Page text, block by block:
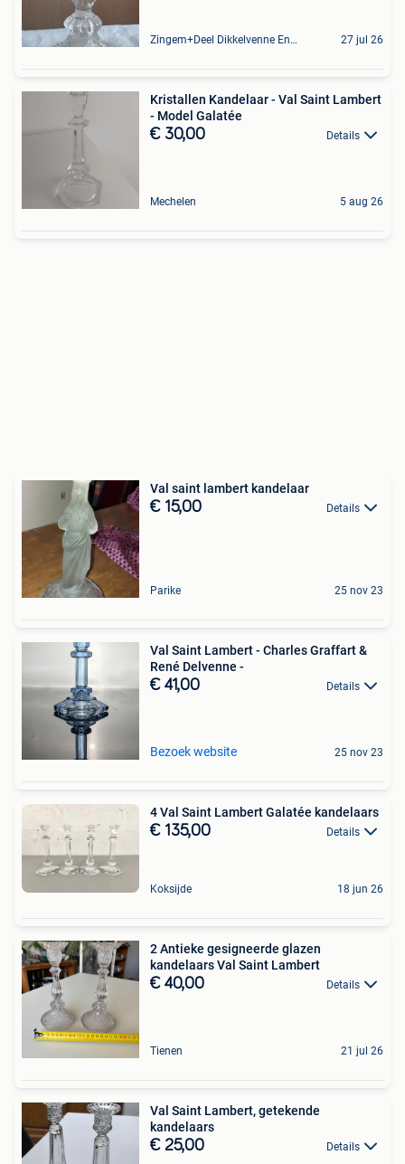
Zingem+Deel Dikkelvenne En Nederzwalm-Hermelgem 27 jul 26
Kristallen Kandelaar - Val Saint Lambert
- Model Galatée
€ 30,00 Details
Mechelen 5 aug 26
Val saint lambert kandelaar
€ 15,00 Details
Parike 25 nov 23
Val Saint Lambert - Charles Graffart &
René Delvenne -
€ 41,00 Details
Bezoek website 25 nov 23
4 Val Saint Lambert Galatée kandelaars
€ 135,00 Details
Koksijde 18 jun 26
2 Antieke gesigneerde glazen
kandelaars Val Saint Lambert
€ 40,00 Details
Tienen 21 jul 26
Val Saint Lambert, getekende
kandelaars
€ 25,00 Details